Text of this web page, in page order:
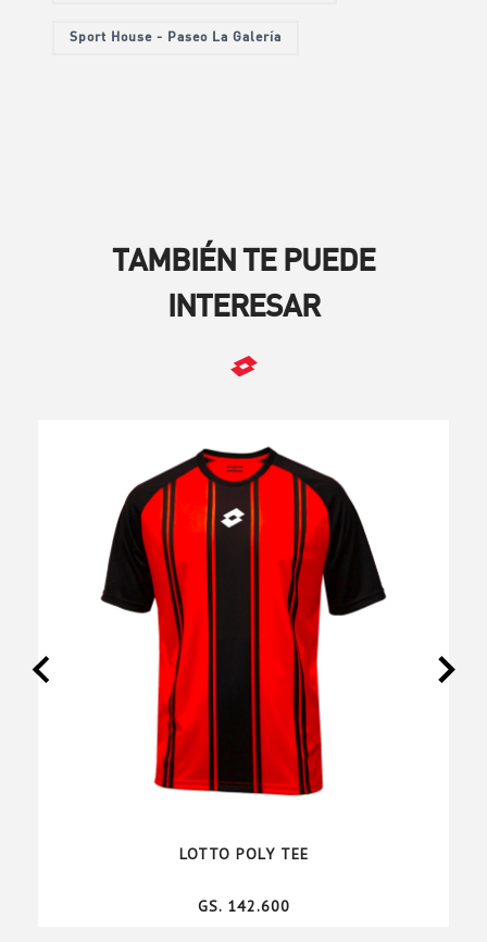
Sport House - Paseo La Galería
TAMBIÉN TE PUEDE
INTERESAR
LOTTO POLY TEE
GS. 142.600